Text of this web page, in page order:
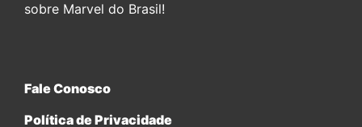
sobre Marvel do Brasil!
Fale Conosco
Política de Privacidade